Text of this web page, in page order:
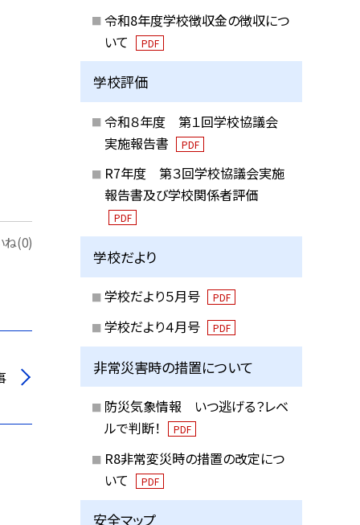
ね(0)
令和8年度学校徴収金の徴収につ
いて
PDF
学校評価
令和８年度 第１回学校協議会
実施報告書
PDF
R7年度 第３回学校協議会実施
報告書及び学校関係者評価
PDF
学校だより
学校だより５月号 PDF
学校だより４月号 PDF
非常災害時の措置について
防災気象情報 いつ逃げる？レベ
ルで判断！
PDF
R8非常変災時の措置の改定につ
いて
PDF
安全マップ